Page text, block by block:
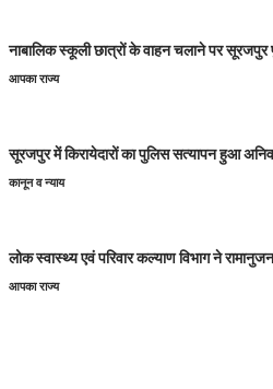
नाबालिक स्कूली छात्रों के वाहन चलाने पर
आपका राज्य
सूरजपुर में किरायेदारों का पुलिस सत्यापन हुआ
कानून व न्याय
लोक स्वास्थ्य एवं परिवार कल्याण विभाग ने
आपका राज्य